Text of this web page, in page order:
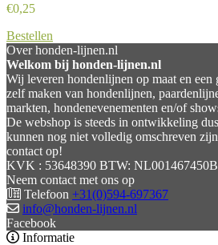
€0,25
Bestellen
Over honden-lijnen.nl
Welkom bij honden-lijnen.nl
Wij leveren hondenlijnen op maat en een
zelf maken van hondenlijnen,
markten, hondenevenementen en/of
De webshop is steeds in ontwikkeling
kunnen nog niet volledig omschreven
contact op!
KVK : 53648390 BTW:
Neem contact met ons op
Telefoon +31(0)594-697367
info@honden-lijnen.nl
Facebook
Informatie